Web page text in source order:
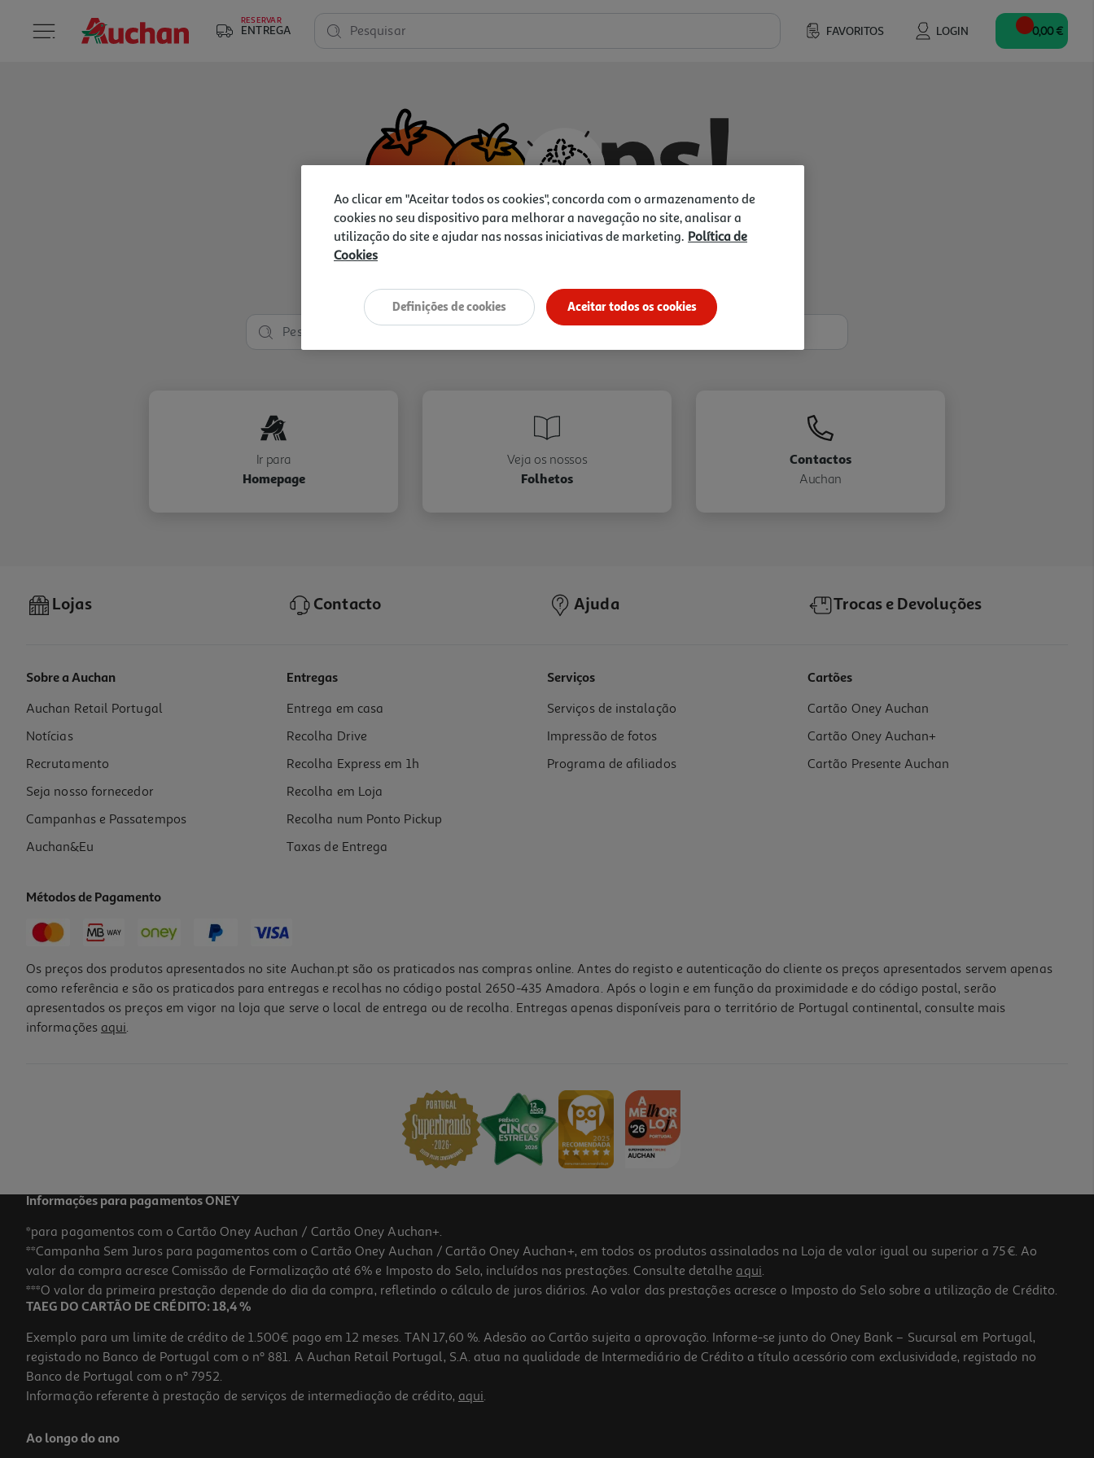
RESERVAR
ENTREGA FAVORITOS LOGIN
Pesquisar 0,00 €
Vamos tentar de novo?
Ir para
Homepage
Veja os nossos
Folhetos
Contactos
Auchan
Lojas Contacto Ajuda Trocas e Devoluções
Sobre a Auchan
Auchan Retail Portugal
Notícias
Recrutamento
Seja nosso fornecedor
Campanhas e Passatempos
Auchan&Eu
Entregas
Entrega em casa
Recolha Drive
Recolha Express em 1h
Recolha em Loja
Recolha num Ponto Pickup
Taxas de Entrega
Serviços
Serviços de instalação
Impressão de fotos
Programa de afiliados
Cartões
Cartão Oney Auchan
Cartão Oney Auchan+
Cartão Presente Auchan
Métodos de Pagamento
Os preços dos produtos apresentados no site Auchan.pt são os praticados nas compras online. Antes do registo e autenticação do cliente os preços apresentados servem apenas
como referência e são os praticados para entregas e recolhas no código postal 2650-435 Amadora. Após o login e em função da proximidade e do código postal, serão
apresentados os preços em vigor na loja que serve o local de entrega ou de recolha. Entregas apenas disponíveis para o território de Portugal continental, consulte mais
informações aqui.
Informações para pagamentos ONEY
*para pagamentos com o Cartão Oney Auchan / Cartão Oney Auchan+.
**Campanha Sem Juros para pagamentos com o Cartão Oney Auchan / Cartão Oney Auchan+, em todos os produtos assinalados na Loja de valor igual ou superior a 75€. Ao
valor da compra acresce Comissão de Formalização até 6% e Imposto do Selo, incluídos nas prestações. Consulte detalhe aqui.
***O valor da primeira prestação depende do dia da compra, refletindo o cálculo de juros diários. Ao valor das prestações acresce o Imposto do Selo sobre a utilização de Crédito.
TAEG DO CARTÃO DE CRÉDITO: 18,4 %
Exemplo para um limite de crédito de 1.500€ pago em 12 meses. TAN 17,60 %. Adesão ao Cartão sujeita a aprovação. Informe-se junto do Oney Bank – Sucursal em Portugal,
registado no Banco de Portugal com o nº 881. A Auchan Retail Portugal, S.A. atua na qualidade de Intermediário de Crédito a título acessório com exclusividade, registado no
Banco de Portugal com o nº 7952.
Informação referente à prestação de serviços de intermediação de crédito, aqui.
Ao longo do ano
Ao clicar em "Aceitar todos os cookies", concorda com o armazenamento de
cookies no seu dispositivo para melhorar a navegação no site, analisar a
utilização do site e ajudar nas nossas iniciativas de marketing. Política de
Cookies
Aceitar todos os cookies
Definições de cookies